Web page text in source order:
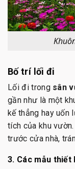
Bố trí lối đi
Lối đi trong sân
gần như là một
kế thẳng hay uốn
tích của khu
trước cửa nhà,
3. Các mẫu thiết